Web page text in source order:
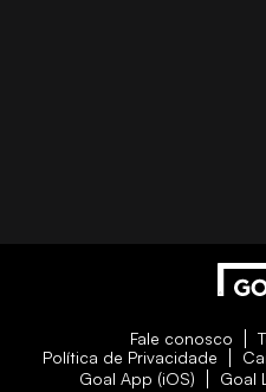
Fale conosco
Política de Privacidade
Goal App (iOS)
Goal